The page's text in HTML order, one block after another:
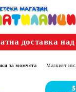
доставка
за момчета Малкият